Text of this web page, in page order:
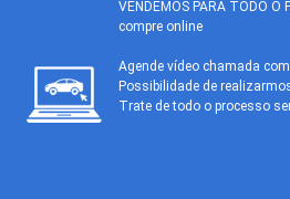
VENDEMOS PARA TODO O
compre online
Agende vídeo chamada
Possibilidade de
Trate de todo o processo